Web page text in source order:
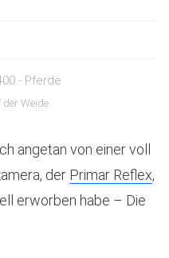
Weide.
angetan von einer voll
der Primar Reflex,
erworben habe – Die